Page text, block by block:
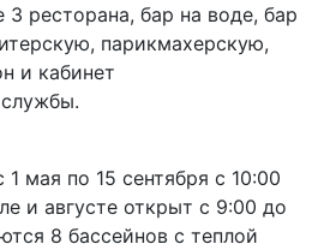
ресторана, бар на воде, бар
парикмахерскую,
и кабинет
мая по 15 сентября с 10:00
и августе открыт с 9:00 до
8 бассейнов с теплой